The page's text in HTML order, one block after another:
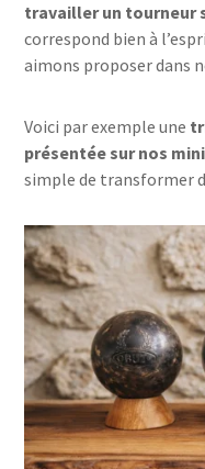
travailler un tourneur
correspond bien à
aimons proposer dans
Voici par exemple une
présentée sur nos
simple de transformer